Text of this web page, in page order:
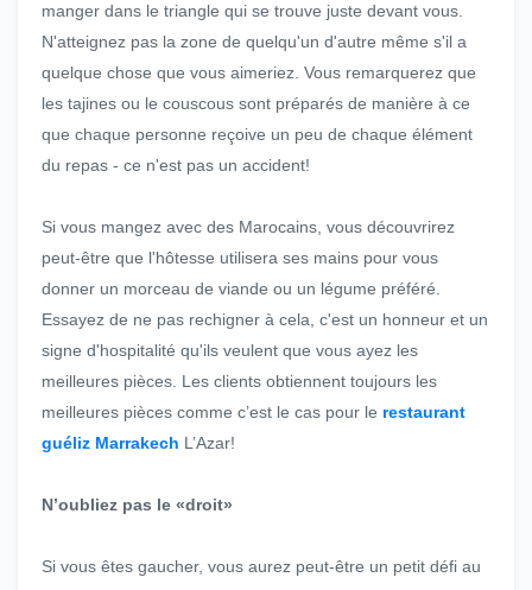
manger dans le triangle qui se trouve juste devant vous.
N'atteignez pas la zone de quelqu'un d'autre même s'il a
quelque chose que vous aimeriez. Vous remarquerez que
les tajines ou le couscous sont préparés de manière à ce
que chaque personne reçoive un peu de chaque élément
du repas - ce n'est pas un accident!
Si vous mangez avec des Marocains, vous découvrirez
peut-être que l'hôtesse utilisera ses mains pour vous
donner un morceau de viande ou un légume préféré.
Essayez de ne pas rechigner à cela, c'est un honneur et un
signe d'hospitalité qu'ils veulent que vous ayez les
meilleures pièces. Les clients obtiennent toujours les
meilleures pièces comme c’est le cas pour le restaurant
guéliz Marrakech L’Azar!
N’oubliez pas le «droit»
Si vous êtes gaucher, vous aurez peut-être un petit défi au